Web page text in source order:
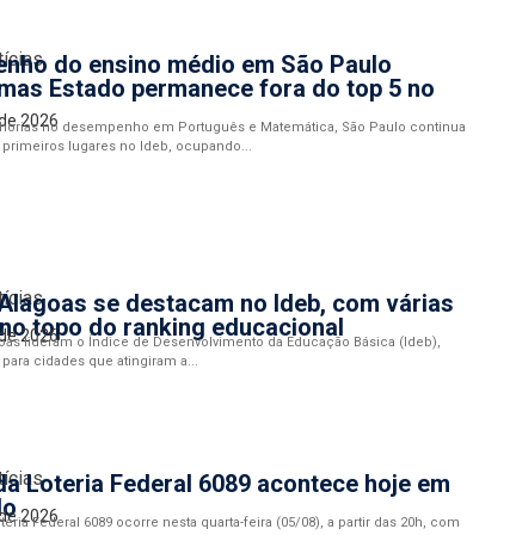
do ensino médio em São Paulo
Estado permanece fora do top 5 no
2026no desempenho em Português e Matemática, São Paulo continua
lugares no Ideb, ocupando...
se destacam no Ideb, com várias
topo do ranking educacional
2026
lideram o Índice de Desenvolvimento da Educação Básica (Ideb),
cidades que atingiram a...
Loteria Federal 6089 acontece hoje em
2026
Federal 6089 ocorre nesta quarta-feira (05/08), a partir das 20h, com